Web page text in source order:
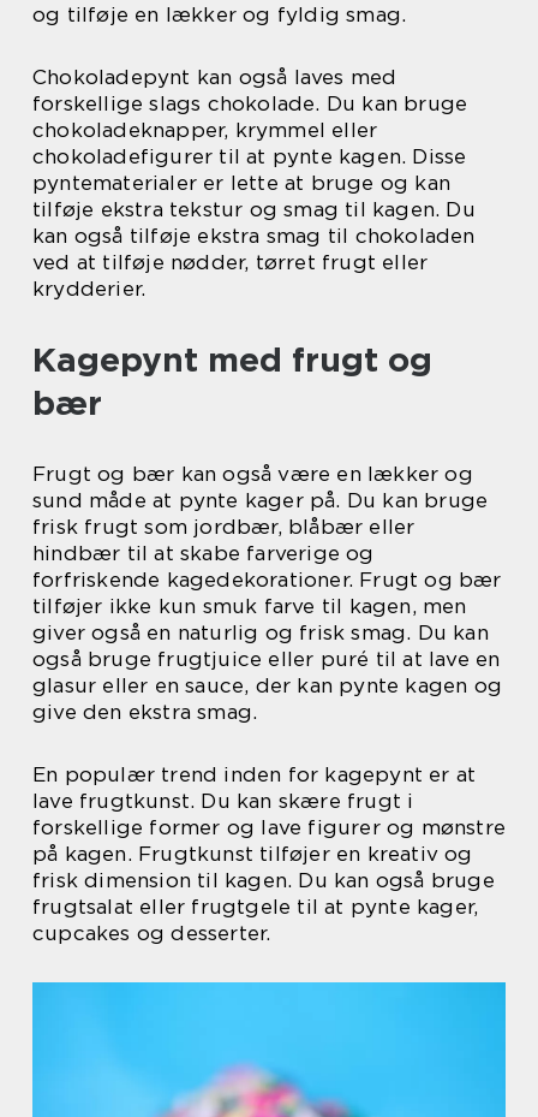
og tilføje en lækker og fyldig smag.
Chokoladepynt kan også laves med
forskellige slags chokolade. Du kan bruge
chokoladeknapper, krymmel eller
chokoladefigurer til at pynte kagen. Disse
pyntematerialer er lette at bruge og kan
tilføje ekstra tekstur og smag til kagen. Du
kan også tilføje ekstra smag til chokoladen
ved at tilføje nødder, tørret frugt eller
krydderier.
Kagepynt med frugt og
bær
Frugt og bær kan også være en lækker og
sund måde at pynte kager på. Du kan bruge
frisk frugt som jordbær, blåbær eller
hindbær til at skabe farverige og
forfriskende kagedekorationer. Frugt og bær
tilføjer ikke kun smuk farve til kagen, men
giver også en naturlig og frisk smag. Du kan
også bruge frugtjuice eller puré til at lave en
glasur eller en sauce, der kan pynte kagen og
give den ekstra smag.
En populær trend inden for kagepynt er at
lave frugtkunst. Du kan skære frugt i
forskellige former og lave figurer og mønstre
på kagen. Frugtkunst tilføjer en kreativ og
frisk dimension til kagen. Du kan også bruge
frugtsalat eller frugtgele til at pynte kager,
cupcakes og desserter.